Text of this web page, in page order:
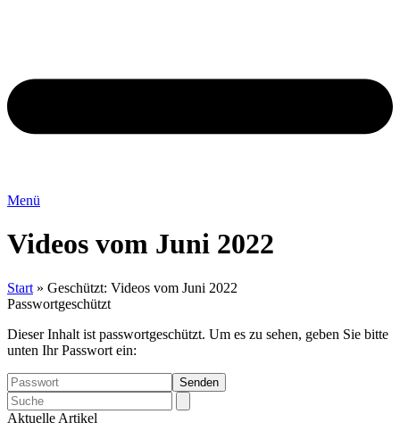
Menü
Videos vom Juni 2022
Start » Geschützt: Videos vom Juni 2022
Passwortgeschützt
Dieser Inhalt ist passwortgeschützt. Um es zu sehen, geben Sie bitte
unten Ihr Passwort ein:
Search
Aktuelle Artikel